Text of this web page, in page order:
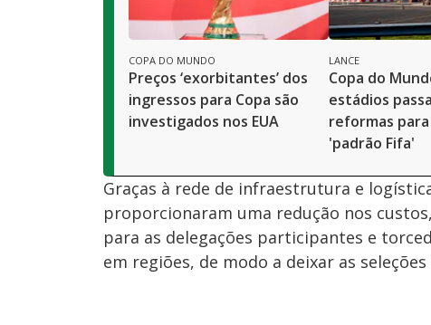
COPA DO MUNDO
Preços ‘exorbitantes’ dos
ingressos para Copa são
investigados nos EUA
LANCE
Copa do
estádios
reformas
'padrão Fifa'
Graças à rede de infraestrutura e
proporcionaram uma redução nos
para as delegações participantes e
em regiões, de modo a deixar as